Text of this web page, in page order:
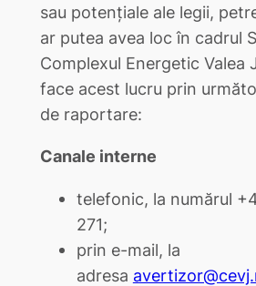
sau potențiale ale legii,
ar putea avea loc în cadrul
Complexul Energetic Valea
face acest lucru prin
de raportare:
Canale interne
telefonic, la numărul
271;
prin e-mail, la
adresa